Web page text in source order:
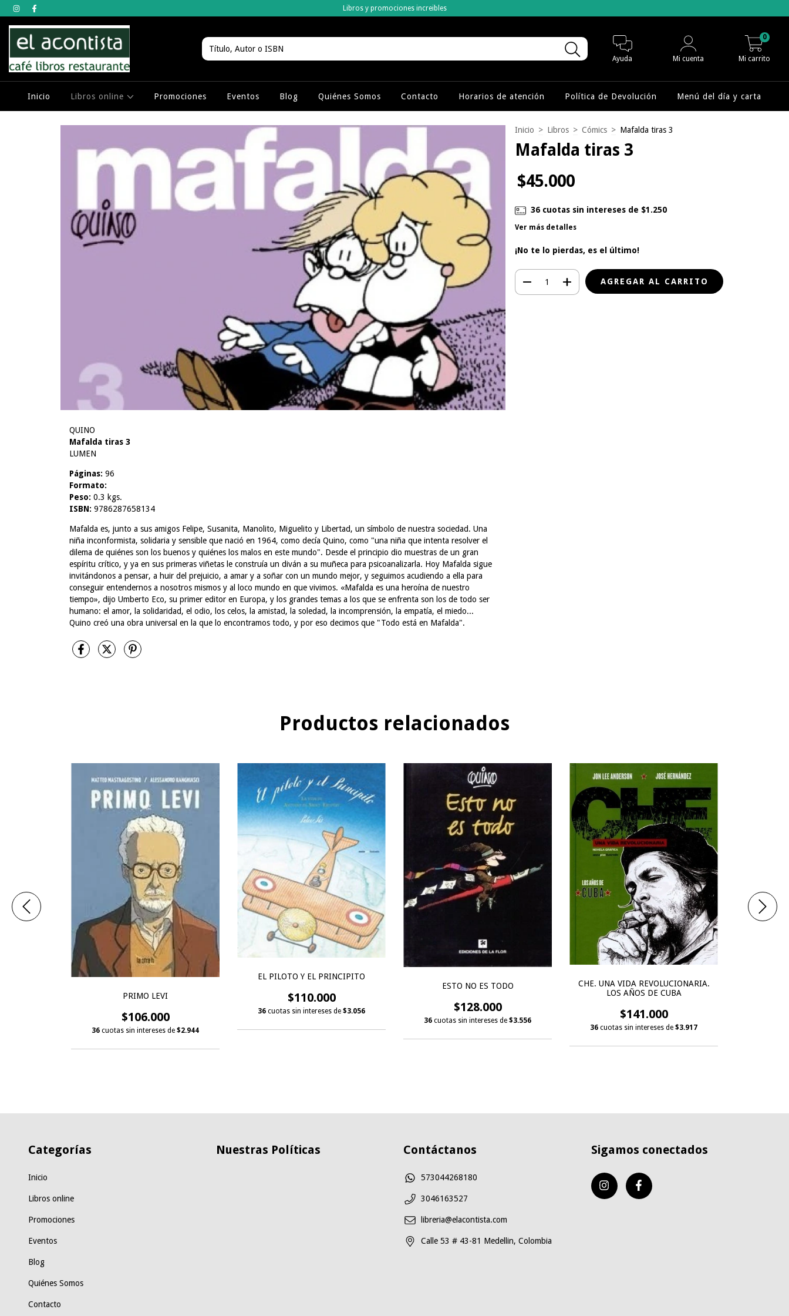
Libros y promociones increibles
Ayuda Mi cuenta Mi carrito
0
Inicio Libros online Promociones Eventos Blog Quiénes Somos Contacto Horarios de atención Política de Devolución Menú del día y carta
QUINO
Mafalda tiras 3
LUMEN
Páginas: 96
Formato:
Peso: 0.3 kgs.
ISBN: 9786287658134
Mafalda es, junto a sus amigos Felipe, Susanita, Manolito, Miguelito y Libertad, un símbolo de nuestra sociedad. Una
niña inconformista, solidaria y sensible que nació en 1964, como decía Quino, como "una niña que intenta resolver el
dilema de quiénes son los buenos y quiénes los malos en este mundo". Desde el principio dio muestras de un gran
espíritu crítico, y ya en sus primeras viñetas le construía un diván a su muñeca para psicoanalizarla. Hoy Mafalda sigue
invitándonos a pensar, a huir del prejuicio, a amar y a soñar con un mundo mejor, y seguimos acudiendo a ella para
conseguir entendernos a nosotros mismos y al loco mundo en que vivimos. «Mafalda es una heroína de nuestro
tiempo», dijo Umberto Eco, su primer editor en Europa, y los grandes temas a los que se enfrenta son los de todo ser
humano: el amor, la solidaridad, el odio, los celos, la amistad, la soledad, la incomprensión, la empatía, el miedo...
Quino creó una obra universal en la que lo encontramos todo, y por eso decimos que "Todo está en Mafalda".
Inicio > Libros > Cómics > Mafalda tiras 3
Mafalda tiras 3
$45.000
36 cuotas sin intereses de $1.250
Ver más detalles
¡No te lo pierdas, es el último!
Productos relacionados
PRIMO LEVI
$106.000
36 cuotas sin intereses de $2.944
EL PILOTO Y EL PRINCIPITO
$110.000
36 cuotas sin intereses de $3.056
ESTO NO ES TODO
$128.000
36 cuotas sin intereses de $3.556
CHE. UNA VIDA REVOLUCIONARIA.
LOS AÑOS DE CUBA
$141.000
36 cuotas sin intereses de $3.917
Categorías
Inicio
Libros online
Promociones
Eventos
Blog
Quiénes Somos
Contacto
Nuestras Políticas Contáctanos
573044268180
3046163527
libreria@elacontista.com
Calle 53 # 43-81 Medellin, Colombia
Sigamos conectados